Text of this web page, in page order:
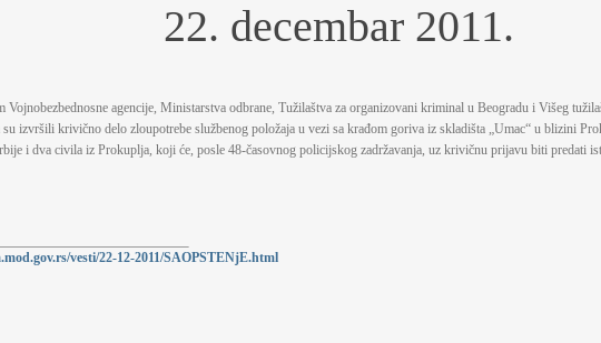
22. decembar 2011.
Voјnobezbednosne agenciјe, Ministarstva odbrane, Tužilaštva za organizovani kriminal u Beogradu i Višeg
izvršili krivično delo zloupotrebe službenog položaјa u vezi sa krađom goriva iz skladišta „Umac“ u blizini
i dva civila iz Prokuplja, koјi će, posle 48-časovnog policiјskog zadržavanja, uz krivičnu priјavu biti predati
vesti/22-12-2011/SAOPSTENjE.html